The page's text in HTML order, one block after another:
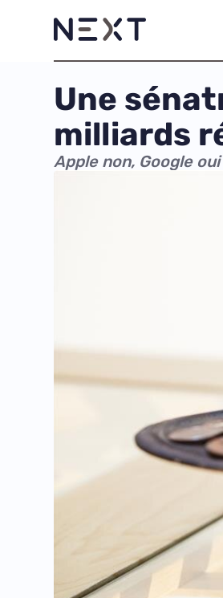
Une
milliards
Apple non, Google oui